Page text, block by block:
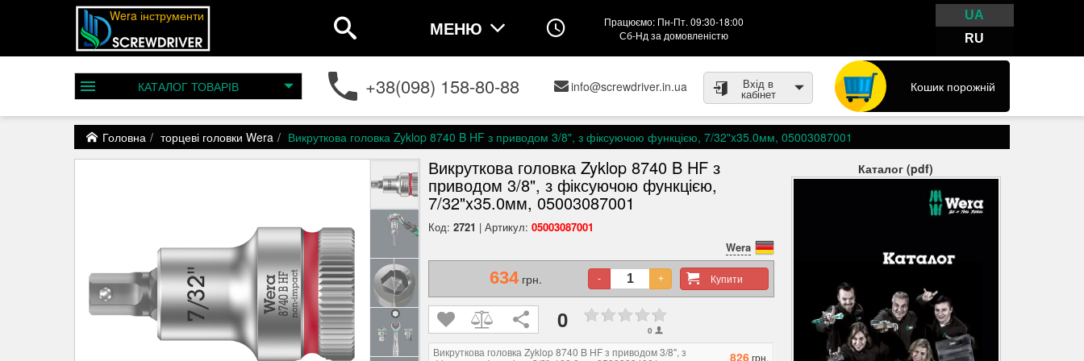
Wera інструменти
МЕНЮ
Працюємо: Пн-Пт. 09:30-18:00
Сб-Нд за домовленістю
UA
RU
КАТАЛОГ ТОВАРІВ +38(098) 158-80-88 info@screwdriver.in.ua Вхід в
кабінет Кошик порожній
Головна торцеві головки Wera Викруткова головка Zyklop 8740 B HF з приводом 3/8", з фіксуючою функцією, 7/32"x35.0мм, 05003087001
Викруткова головка Zyklop 8740 B HF з
приводом 3/8", з фіксуючою функцією,
7/32"x35.0мм, 05003087001
Код: 2721 | Артикул: 05003087001
Wera
634 грн. Купити
- +
0 0
Викруткова головка Zyklop 8740 B HF з приводом 3/8", з
826грн.
Каталог (pdf)